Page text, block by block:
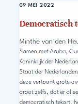
Democratisch
09 MEI 2022
Minthe van den
Samen met Aruba,
Koninkrijk der
Staat der
deze vertoont grote
groot zelfs, dat er al
democratisch tekort;